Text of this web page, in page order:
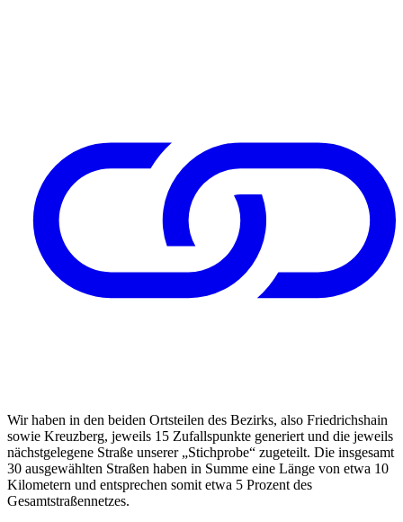
Wir haben in den beiden Ortsteilen des Bezirks, also Friedrichshain
sowie Kreuzberg, jeweils 15 Zufallspunkte generiert und die jeweils
nächstgelegene Straße unserer „Stichprobe“ zugeteilt. Die insgesamt
30 ausgewählten Straßen haben in Summe eine Länge von etwa 10
Kilometern und entsprechen somit etwa 5 Prozent des
Gesamtstraßennetzes.